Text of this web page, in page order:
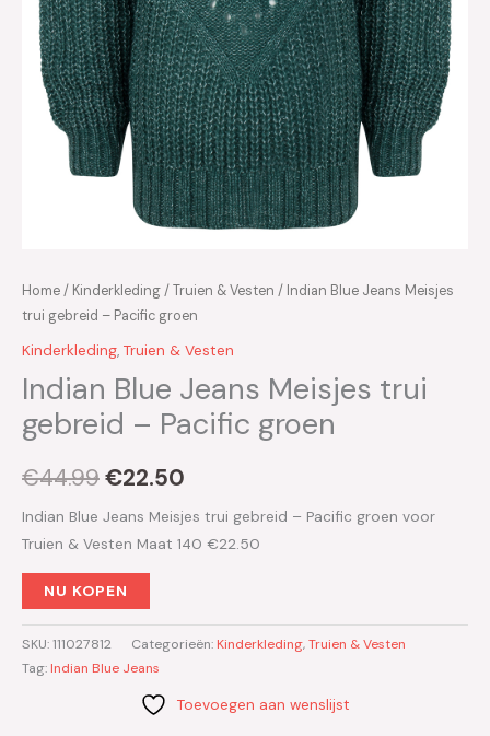
Home/ Kinderkleding/Truien & Vesten / Indian Blue Jeans Meisjes
trui gebreid – Pacific groen
Kinderkleding, Truien & Vesten
Indian Blue Jeans Meisjes trui
gebreid – Pacific groen
€44.99€22.50
Indian Blue Jeans Meisjes trui gebreid – Pacific groen voor
Truien & Vesten Maat 140 €22.50
NU KOPEN
SKU:111027812 Categorieën: Kinderkleding,Truien & Vesten
Tag: Indian Blue Jeans
Toevoegen aan wenslijst